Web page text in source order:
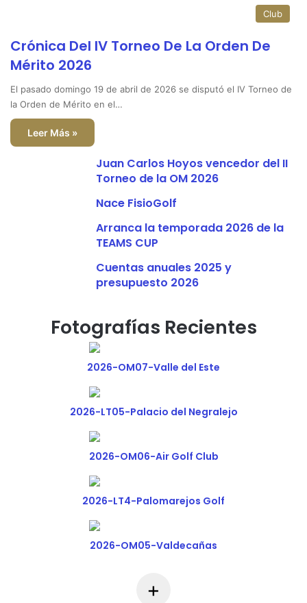
Club
Crónica Del IV Torneo De La Orden De
Mérito 2026
El pasado domingo 19 de abril de 2026 se disputó el IV Torneo de
la Orden de Mérito en el…
Leer Más »
Juan Carlos Hoyos vencedor del II
Torneo de la OM 2026
Nace FisioGolf
Arranca la temporada 2026 de la
TEAMS CUP
Cuentas anuales 2025 y
presupuesto 2026
Fotografías Recientes
2026-OM07-Valle del Este
2026-LT05-Palacio del Negralejo
2026-OM06-Air Golf Club
2026-LT4-Palomarejos Golf
2026-OM05-Valdecañas
+